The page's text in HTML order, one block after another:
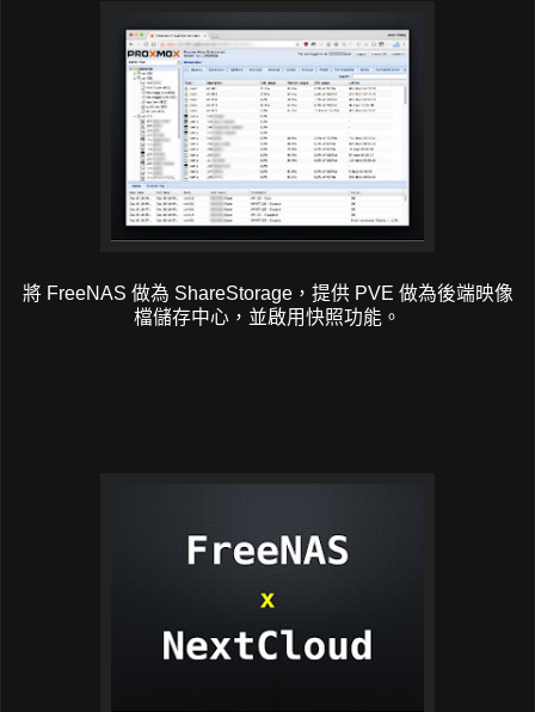
將 FreeNAS 做為 ShareStorage，提供 PVE 做為後端映像
檔儲存中心，並啟用快照功能。